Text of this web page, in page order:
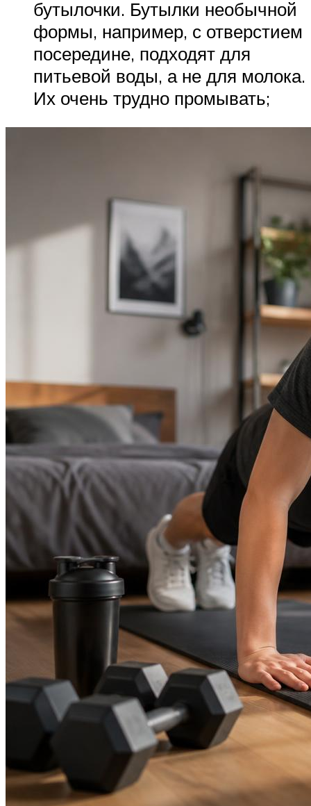
бутылочки. Бутылки необычной
формы, например, с отверстием
посередине, подходят для
питьевой воды, а не для молока.
Их очень трудно промывать;